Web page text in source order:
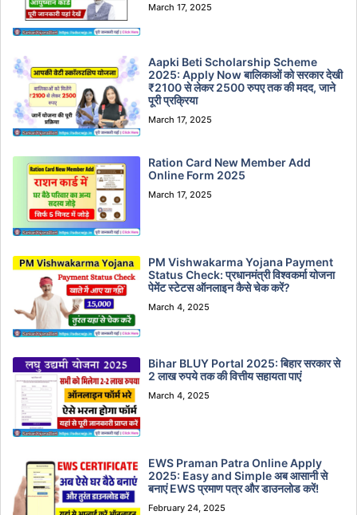
March 17, 2025
Aapki Beti Scholarship Scheme
2025: Apply Now बालिकाओं को सरकार देखी
₹2100 से लेकर 2500 रुपए तक की मदद, जाने
पूरी प्रक्रिया
March 17, 2025
Ration Card New Member Add
Online Form 2025
March 17, 2025
PM Vishwakarma Yojana Payment
Status Check: प्रधानमंत्री विश्वकर्मा योजना
पेमेंट स्टेटस ऑनलाइन कैसे चेक करें?
March 4, 2025
Bihar BLUY Portal 2025: बिहार सरकार से
2 लाख रुपये तक की वित्तीय सहायता पाएं
March 4, 2025
EWS Praman Patra Online Apply
2025: Easy and Simple अब आसानी से
बनाएं EWS प्रमाण पत्र और डाउनलोड करें!
February 24, 2025